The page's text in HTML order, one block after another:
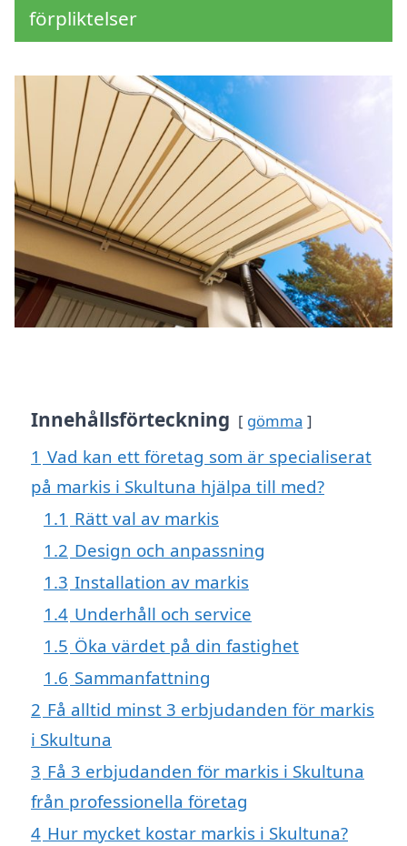
förpliktelser
Innehållsförteckning gömma
1 Vad kan ett företag som är specialiserat
på markis i Skultuna hjälpa till med?
1.1 Rätt val av markis
1.2 Design och anpassning
1.3 Installation av markis
1.4 Underhåll och service
1.5 Öka värdet på din fastighet
1.6 Sammanfattning
2 Få alltid minst 3 erbjudanden för markis
i Skultuna
3 Få 3 erbjudanden för markis i Skultuna
från professionella företag
4 Hur mycket kostar markis i Skultuna?